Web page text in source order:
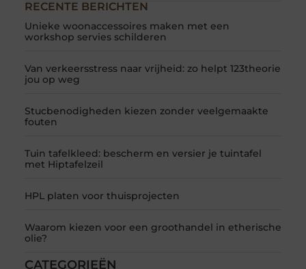
RECENTE BERICHTEN
Unieke woonaccessoires maken met een
workshop servies schilderen
Van verkeersstress naar vrijheid: zo helpt 123theorie
jou op weg
Stucbenodigheden kiezen zonder veelgemaakte
fouten
Tuin tafelkleed: bescherm en versier je tuintafel
met Hiptafelzeil
HPL platen voor thuisprojecten
Waarom kiezen voor een groothandel in etherische
olie?
CATEGORIEËN